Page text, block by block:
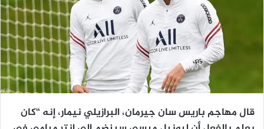
قال مهاجم باريس سان جيرمان، البرازيلي نيمار، إنه “كان